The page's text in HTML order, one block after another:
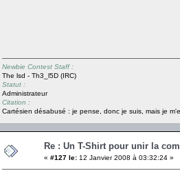
Newbie Contest Staff :
The lsd - Th3_l5D (IRC)
Statut :
Administrateur
Citation :
Cartésien désabusé : je pense, donc je suis, mais je
Re : Un T-Shirt pour unir la
« #127 le: 12 Janvier 2008 à 03:32:24 »